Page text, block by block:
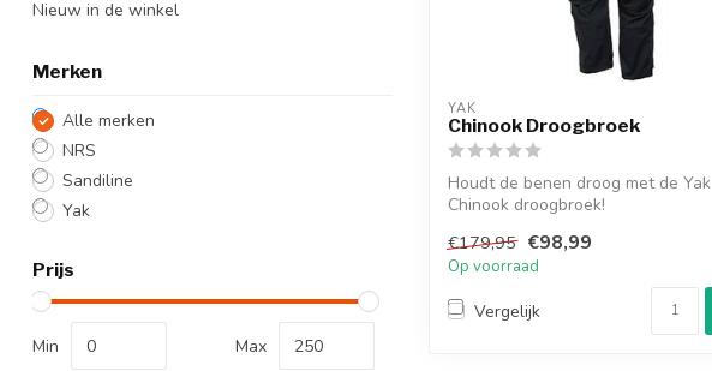
Nieuw in de winkel
Merken
Alle merken
NRS
Sandiline
Yak
Prijs
Min Max
YAK
Chinook Droogbroek
Houdt de benen droog met de Yak
Chinook droogbroek!
€179,95 €98,99
Op voorraad
Vergelijk